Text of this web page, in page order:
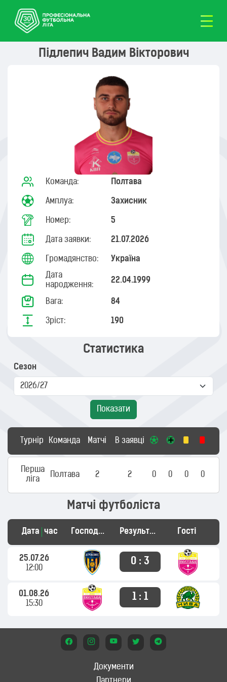
Підлепич Вадим Вікторович
Команда: Полтава
Амплуа: Захисник
Номер: 5
Дата заявки: 21.07.2026
Громадянство: Україна
Дата
народження:
22.04.1999
Вага: 84
Зріст: 190
Статистика
Сезон
Показати
Турнір Команда Матчі В заявці
Перша
ліга
Полтава 2 2 0 0 0 0
Матчі футболіста
Дата час Господарі Результат Гості
25.07.26
12:00
0 : 3
01.08.26
15:30
1 : 1
Документи